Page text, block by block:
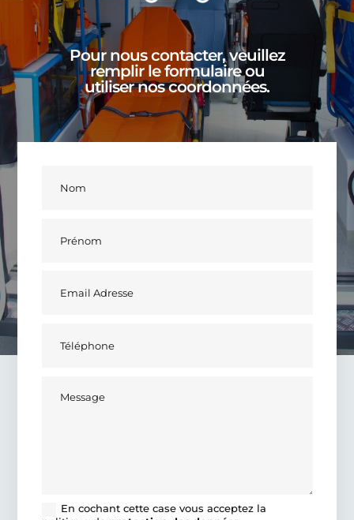
Pour nous contacter, veuillez
remplir le formulaire ou
utiliser nos coordonnées.
En cochant cette case vous acceptez la